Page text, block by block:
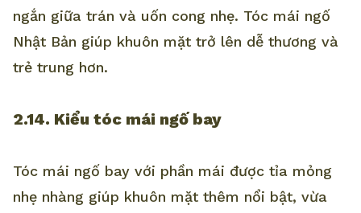
ngắn giữa trán và uốn cong nhẹ. Tóc mái ngố
Nhật Bản giúp khuôn mặt trở lên dễ thương và
trẻ trung hơn.
2.14. Kiểu tóc mái ngố bay
Tóc mái ngố bay với phần mái được tỉa mỏng
nhẹ nhàng giúp khuôn mặt thêm nổi bật, vừa